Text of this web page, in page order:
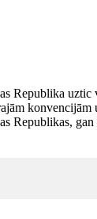
Republika